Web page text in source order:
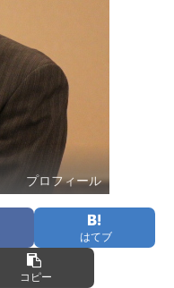
プロフィール
はてブ
コピー